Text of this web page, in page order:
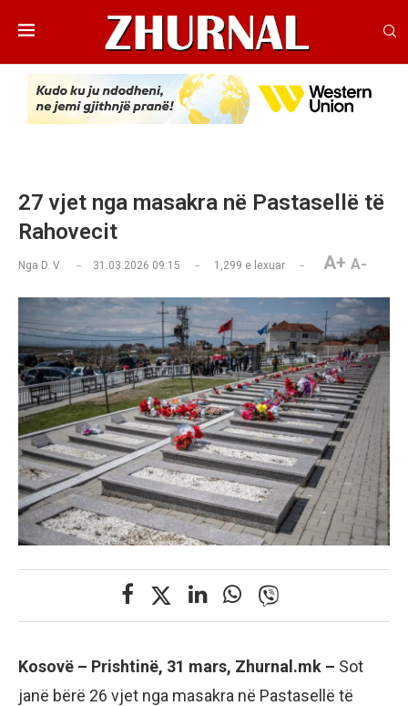
27 vjet nga masakra në Pastasellë të
Rahovecit
Nga D. V. 31.03.2026 09:15 1,299 e lexuar A+ A-
Kosovë – Prishtinë, 31 mars, Zhurnal.mk – Sot
janë bërë 26 vjet nga masakra në Pastasellë të